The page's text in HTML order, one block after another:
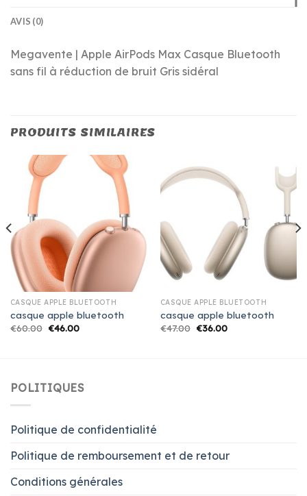
AVIS (0)
Megavente | Apple AirPods Max Casque Bluetooth
sans fil à réduction de bruit Gris sidéral
PRODUITS SIMILAIRES
CASQUE APPLE BLUETOOTH
casque apple bluetooth
€60.00 €46.00
CASQUE APPLE BLUETOOTH
casque apple bluetooth
€47.00 €36.00
POLITIQUES
Politique de confidentialité
Politique de remboursement et de retour
Conditions générales